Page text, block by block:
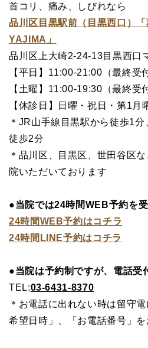
首コリ、痛み、しびれなら
品川区目黒駅前（目黒西口）
YAJIMA」
品川区上大崎2-24-13目黒西口
【平日】11:00-21:00（最終受
【土曜】11:00-19:30（最終受
【休診日】日曜・祝日・第1月
＊JR山手線目黒駅から徒歩1
徒歩2分
＊品川区、目黒区、世田谷区
院いただいております
●当院では24時間WEB予約を受
24時間WEB予約はコチラ
24時間LINE予約はコチラ
●当院は予約制ですが、電話受
TEL:03-6431-8370
＊お電話に出れない時は留守
希望日時」、「お電話番号」